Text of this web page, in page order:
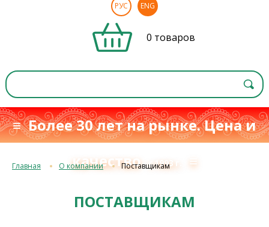
РУС ENG
0 товаров
≡ Более 30 лет на рынке. Цена и
качествос 1993 г. ≡
Главная О компании Поставщикам
ПОСТАВЩИКАМ